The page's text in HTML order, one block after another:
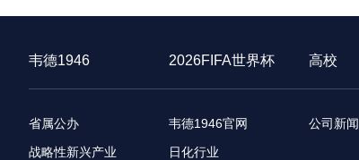
韦德1946
省属公办
战略性新兴产业
2026FIFA世界杯
韦德1946官网
日化行业
高校
公司新闻